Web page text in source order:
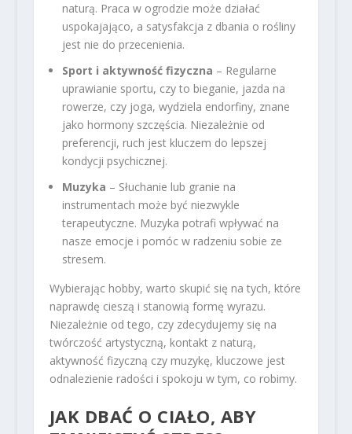
naturą. Praca w ogrodzie może działać
uspokajająco, a satysfakcja z dbania o rośliny
jest nie do przecenienia.
Sport i aktywność fizyczna – Regularne
uprawianie sportu, czy to bieganie, jazda na
rowerze, czy joga, wydziela endorfiny, znane
jako hormony szczęścia. Niezależnie od
preferencji, ruch jest kluczem do lepszej
kondycji psychicznej.
Muzyka – Słuchanie lub granie na
instrumentach może być niezwykle
terapeutyczne. Muzyka potrafi wpływać na
nasze emocje i pomóc w radzeniu sobie ze
stresem.
Wybierając hobby, warto skupić się na tych, które
naprawdę cieszą i stanowią formę wyrazu.
Niezależnie od tego, czy zdecydujemy się na
twórczość artystyczną, kontakt z naturą,
aktywność fizyczną czy muzykę, kluczowe jest
odnalezienie radości i spokoju w tym, co robimy.
JAK DBAĆ O CIAŁO, ABY